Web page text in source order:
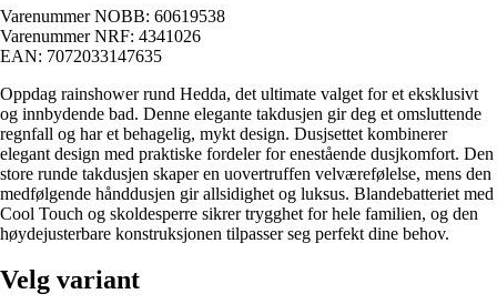
Varenummer NOBB: 60619538
Varenummer NRF: 4341026
EAN: 7072033147635
Oppdag rainshower rund Hedda, det ultimate valget for et eksklusivt
og innbydende bad. Denne elegante takdusjen gir deg et omsluttende
regnfall og har et behagelig, mykt design. Dusjsettet kombinerer
elegant design med praktiske fordeler for enestående dusjkomfort. Den
store runde takdusjen skaper en uovertruffen velværefølelse, mens den
medfølgende hånddusjen gir allsidighet og luksus. Blandebatteriet med
Cool Touch og skoldesperre sikrer trygghet for hele familien, og den
høydejusterbare konstruksjonen tilpasser seg perfekt dine behov.
Velg variant